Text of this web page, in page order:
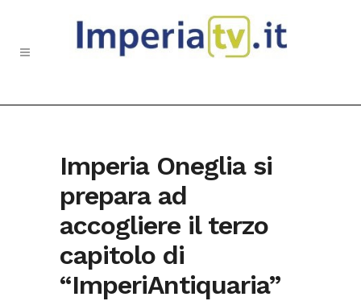
Imperia Oneglia si
prepara ad
accogliere il terzo
capitolo di
“ImperiAntiquaria”